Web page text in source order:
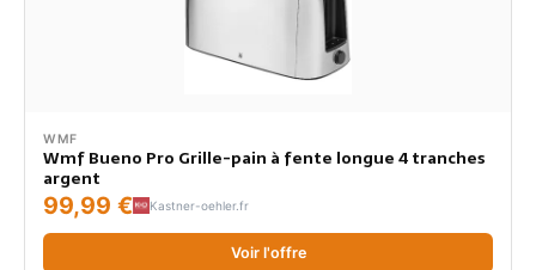
WMF
Wmf Bueno Pro Grille-pain à fente longue 4 tranches
argent
99,99 € Kastner-oehler.fr
Voir l'offre